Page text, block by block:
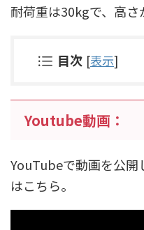
耐荷重は30kgで、高さ
目次 [表示]
Youtube動画：
YouTubeで動画を公開
はこちら。